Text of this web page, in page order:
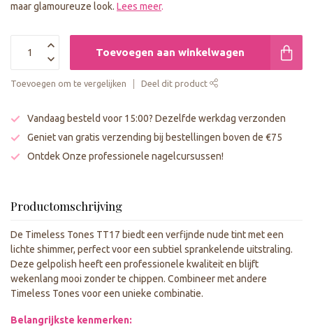
maar glamoureuze look. Lees meer.
Toevoegen aan winkelwagen
Toevoegen om te vergelijken Deel dit product
Vandaag besteld voor 15:00? Dezelfde werkdag verzonden
Geniet van gratis verzending bij bestellingen boven de €75
Ontdek Onze professionele nagelcursussen!
Productomschrijving
De Timeless Tones TT17 biedt een verfijnde nude tint met een
lichte shimmer, perfect voor een subtiel sprankelende uitstraling.
Deze gelpolish heeft een professionele kwaliteit en blijft
wekenlang mooi zonder te chippen. Combineer met andere
Timeless Tones voor een unieke combinatie.
Belangrijkste kenmerken: